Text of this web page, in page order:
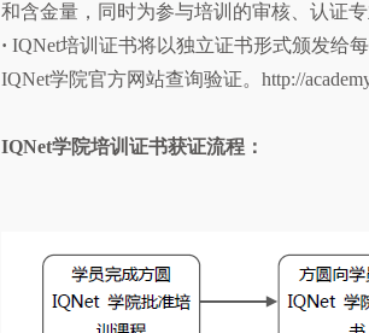
和含金量，同时为参与培训的审核、认证
· IQNet培训证书将以独立证书形式颁发给
IQNet学院官方网站查询验证。http://
IQNet学院培训证书获证流程：